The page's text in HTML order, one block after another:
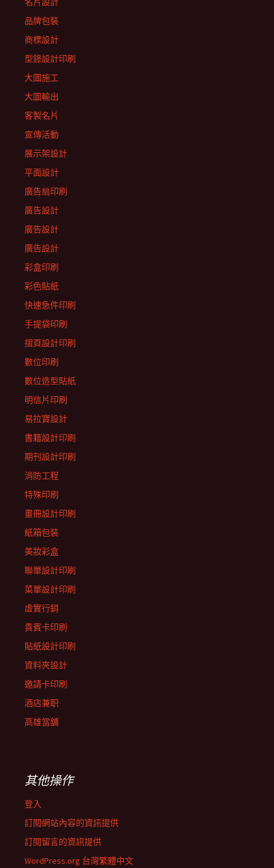
品牌包裝
商標設計
型錄設計印刷
大圖施工
大圖輸出
客製名片
宣傳活動
展示架設計
平面設計
廣告扇印刷
廣告設計
廣告設計
廣告設計
彩盒印刷
彩色貼紙
快速急件印刷
手提袋印刷
摺頁設計印刷
數位印刷
數位造型貼紙
明信片印刷
易拉寶設計
書籍設計印刷
期刊設計印刷
消防工程
特殊印刷
畫冊設計印刷
紙箱包裝
美妝彩盒
聯單設計印刷
菜單設計印刷
虛實行銷
貴賓卡印刷
貼紙設計印刷
資料夾設計
邀請卡印刷
酒店兼职
高雄當舖
其他操作
登入
訂閱網站內容的資訊提供
訂閱留言的資訊提供
WordPress.org 台灣繁體中文